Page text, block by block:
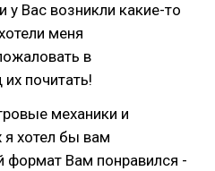
у Вас возникли какие-то
меня
в
почитать!
механики и
я хотел бы вам
формат Вам понравился -